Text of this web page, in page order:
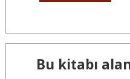
Bu kitabı